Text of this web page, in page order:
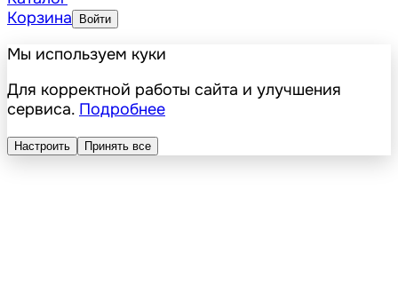
Корзина
Войти
Мы используем куки
Для корректной работы сайта и улучшения
сервиса. Подробнее
Настроить Принять все